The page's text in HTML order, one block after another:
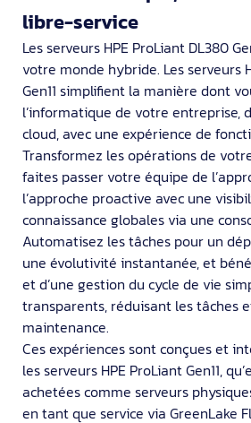
libre-service
Les serveurs HPE ProLiant DL380
votre monde hybride. Les serveurs
Gen11 simplifient la manière dont
l’informatique de votre entreprise,
cloud, avec une expérience de
Transformez les opérations de
faites passer votre équipe de
l’approche proactive avec une
connaissance globales via une
Automatisez les tâches pour un
une évolutivité instantanée, et
et d’une gestion du cycle de vie
transparents, réduisant les tâches
maintenance.
Ces expériences sont conçues et
les serveurs HPE ProLiant Gen11,
achetées comme serveurs
en tant que service via GreenLake